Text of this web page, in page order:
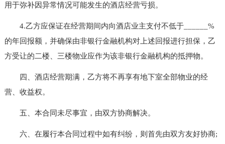
用于弥补因异常情况可能发生的酒店经营亏损。
4.乙方应保证在经营期间内向酒店业主支付不低于______%
的年回报额，并确保由非银行金融机构对上述回报进行担保，乙
方受让的二楼、三楼物业应作为该非银行金融机构的抵押物。
四、酒店经营期满，乙方将不再享有地下室全部物业的经
营、收益权。
五、本合同未尽事宜，由双方协商解决。
六、在履行本合同过程中如有纠纷，则首先由双方友好协商;